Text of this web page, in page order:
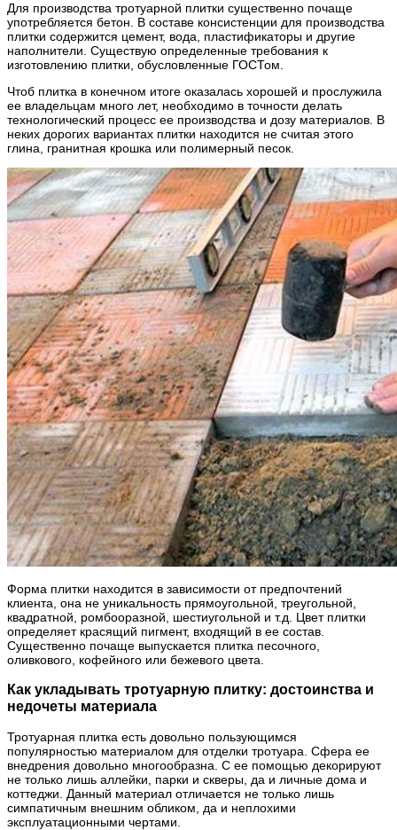
Для производства тротуарной плитки существенно почаще
употребляется бетон. В составе консистенции для производства
плитки содержится цемент, вода, пластификаторы и другие
наполнители. Существую определенные требования к
изготовлению плитки, обусловленные ГОСТом.
Чтоб плитка в конечном итоге оказалась хорошей и прослужила
ее владельцам много лет, необходимо в точности делать
технологический процесс ее производства и дозу материалов. В
неких дорогих вариантах плитки находится не считая этого
глина, гранитная крошка или полимерный песок.
Форма плитки находится в зависимости от предпочтений
клиента, она не уникальность прямоугольной, треугольной,
квадратной, ромбооразной, шестиугольной и т.д. Цвет плитки
определяет красящий пигмент, входящий в ее состав.
Существенно почаще выпускается плитка песочного,
оливкового, кофейного или бежевого цвета.
Как укладывать тротуарную плитку: достоинства и
недочеты материала
Тротуарная плитка есть довольно пользующимся
популярностью материалом для отделки тротуара. Сфера ее
внедрения довольно многообразна. С ее помощью декорируют
не только лишь аллейки, парки и скверы, да и личные дома и
коттеджи. Данный материал отличается не только лишь
симпатичным внешним обликом, да и неплохими
эксплуатационными чертами.